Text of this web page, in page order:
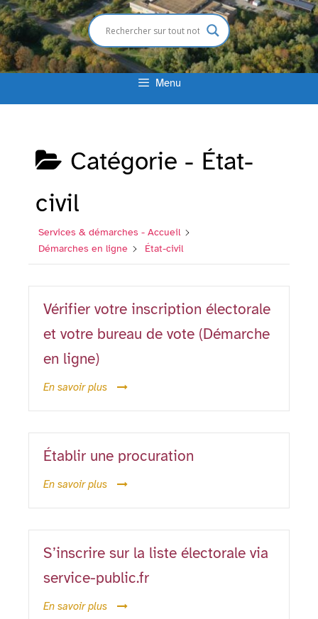
Menu
Catégorie - État-
civil
Services & démarches - Accueil
Démarches en ligne
État-civil
Vérifier votre inscription électorale
et votre bureau de vote (Démarche
en ligne)
En savoir plus
Établir une procuration
En savoir plus
S’inscrire sur la liste électorale via
service-public.fr
En savoir plus